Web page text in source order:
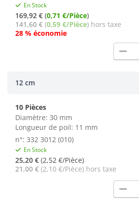
En Stock
169,92 € (0,71 €/Pièce)
141,60 € (0,59 €/Pièce) hors taxe
28 % économie
remove
12 cm
10 Pièces
Diamètre: 30 mm
Longueur de poil: 11 mm
n°: 332 3012 (010)
En Stock
25,20 € (2,52 €/Pièce)
21,00 € (2,10 €/Pièce) hors taxe
remove